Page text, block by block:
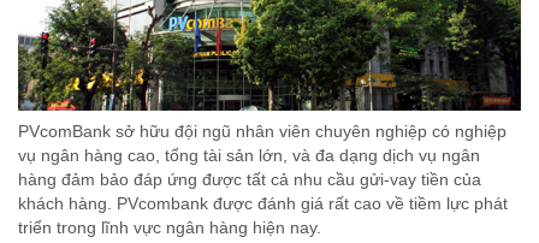
PVcomBank sở hữu đội ngũ nhân viên chuyên nghiệp có nghiệp
vụ ngân hàng cao, tổng tài sản lớn, và đa dạng dịch vụ ngân
hàng đảm bảo đáp ứng được tất cả nhu cầu gửi-vay tiền của
khách hàng. PVcombank được đánh giá rất cao về tiềm lực phát
triển trong lĩnh vực ngân hàng hiện nay.